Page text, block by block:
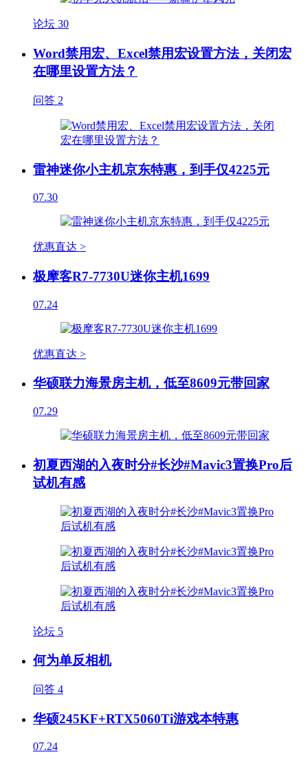
论坛 30
Word禁用宏、Excel禁用宏设置方法，关闭宏
在哪里设置方法？
问答 2
雷神迷你小主机京东特惠，到手仅4225元
07.30
优惠直达 >
极摩客R7-7730U迷你主机1699
07.24
优惠直达 >
华硕联力海景房主机，低至8609元带回家
07.29
初夏西湖的入夜时分#长沙#Mavic3置换Pro后
试机有感
论坛 5
何为单反相机
问答 4
华硕245KF+RTX5060Ti游戏本特惠
07.24